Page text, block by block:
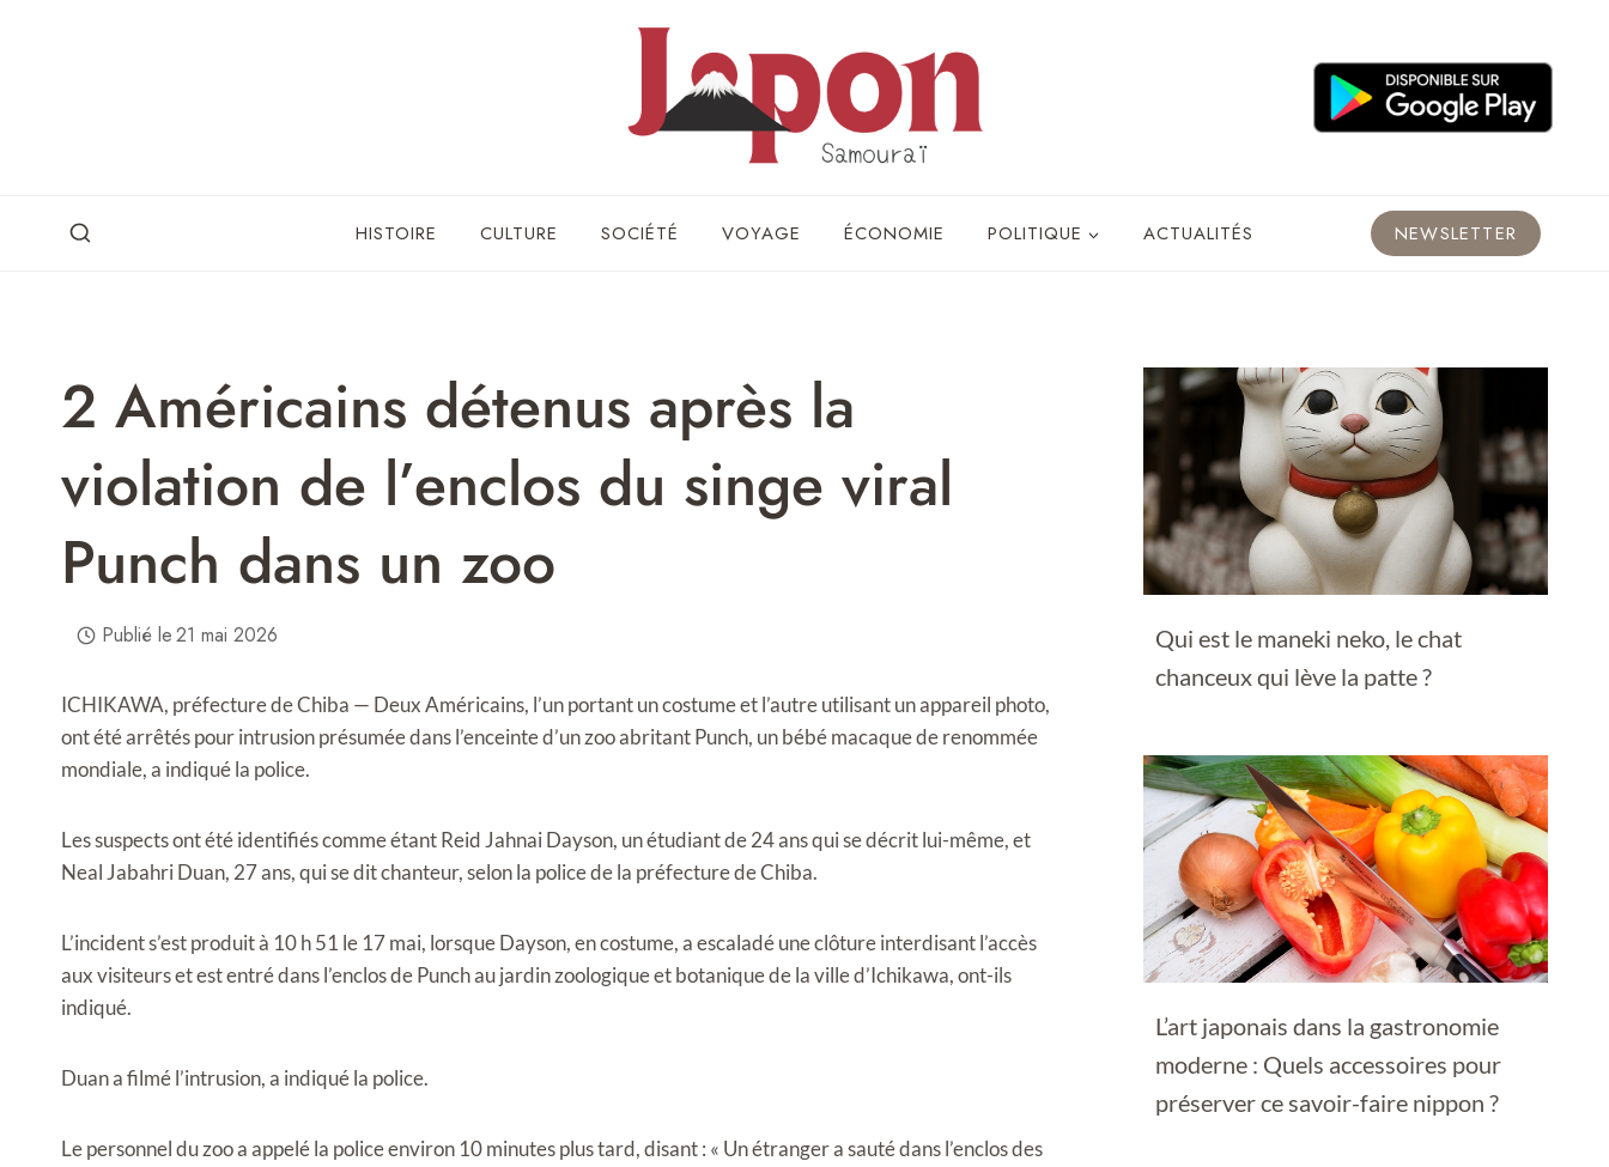
HISTOIRE CULTURE SOCIÉTÉ VOYAGE ÉCONOMIE POLITIQUE ACTUALITÉS NEWSLETTER
2 Américains détenus après la
violation de l’enclos du singe viral
Punch dans un zoo
Publié le21 mai 2026
ICHIKAWA, préfecture de Chiba — Deux Américains, l’un portant un costume et l’autre utilisant un appareil photo,
ont été arrêtés pour intrusion présumée dans l’enceinte d’un zoo abritant Punch, un bébé macaque de renommée
mondiale, a indiqué la police.
Les suspects ont été identifiés comme étant Reid Jahnai Dayson, un étudiant de 24 ans qui se décrit lui-même, et
Neal Jabahri Duan, 27 ans, qui se dit chanteur, selon la police de la préfecture de Chiba.
L’incident s’est produit à 10 h 51 le 17 mai, lorsque Dayson, en costume, a escaladé une clôture interdisant l’accès
aux visiteurs et est entré dans l’enclos de Punch au jardin zoologique et botanique de la ville d’Ichikawa, ont-ils
indiqué.
Duan a filmé l’intrusion, a indiqué la police.
Le personnel du zoo a appelé la police environ 10 minutes plus tard, disant : « Un étranger a sauté dans l’enclos des
Qui est le maneki neko, le chat
chanceux qui lève la patte ?
L’art japonais dans la gastronomie
moderne : Quels accessoires pour
préserver ce savoir-faire nippon ?